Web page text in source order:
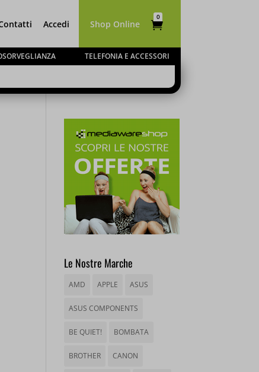
TELEFONIA E ACCESSORI
0
Elementi
Accedi Shop Online 
Le Nostre Marche
AMD APPLE ASUS
ASUS COMPONENTS
BE QUIET! BOMBATA
BROTHER CANON